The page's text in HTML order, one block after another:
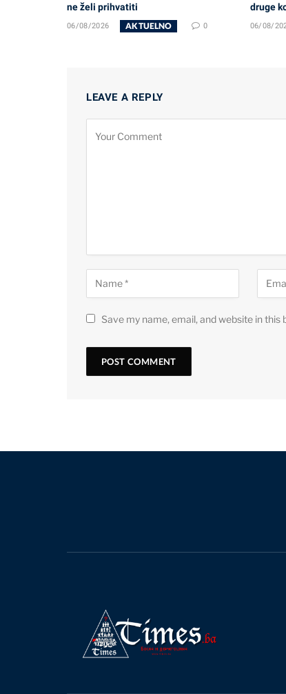
ne želi prihvatiti
06/08/2026 AKTUELNO 0
druge
06/08/
LEAVE A REPLY
Save my name, email, and website in